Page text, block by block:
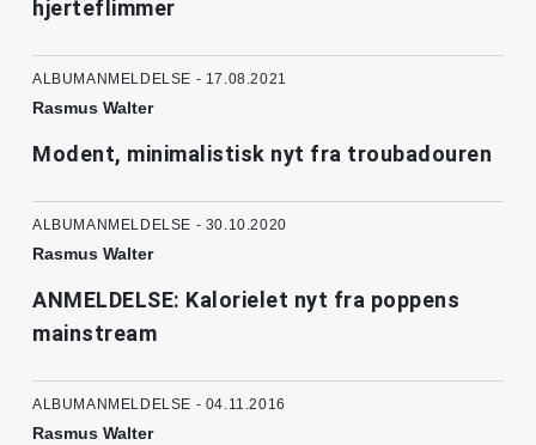
hjerteflimmer
ALBUMANMELDELSE - 17.08.2021
Rasmus Walter
Modent, minimalistisk nyt fra troubadouren
ALBUMANMELDELSE - 30.10.2020
Rasmus Walter
ANMELDELSE: Kalorielet nyt fra poppens
mainstream
ALBUMANMELDELSE - 04.11.2016
Rasmus Walter